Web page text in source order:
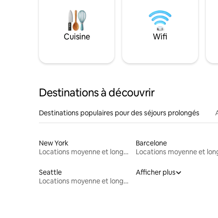
Cuisine Wifi
Destinations à découvrir
Destinations populaires pour des séjours prolongés
New York
Locations moyenne et longue durée
Barcelone
Seattle
Locations moyenne et longue durée
Afficher plus